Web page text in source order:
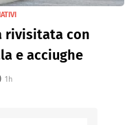
rivisitata con
e acciughe
1h